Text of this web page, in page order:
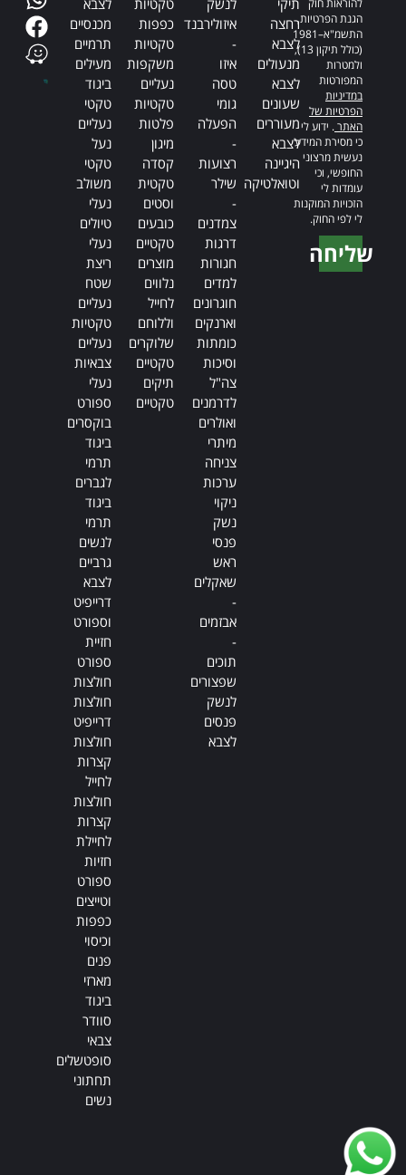
להוראות חוק
הגנת הפרטיות,
התשמ"א–1981
(כולל תיקון 13),
ולמטרות
המפורטות
במדיניות
הפרטיות של
האתר. ידוע לי
כי מסירת המידע
נעשית מרצוני
החופשי, וכי
עומדות לי
הזכויות המוקנות
לי לפי החוק.
שליחה
תיקי
רחצה
לצבא
מנעולים
לצבא
שעונים
מעוררים
לצבא
היגיינה
וטואלטיקה
לנשק
איזולירבנד
-
איזו
טסה
גומי
הפעלה
-
רצועות
שילר
-
צמדנים
דרגות
חגורות
למדים
חוגרונים
וארנקים
כומתות
וסיכות
צה"ל
לדרמנים
ואולרים
מיתרי
צניחה
ערכות
ניקוי
נשק
פנסי
ראש
שאקלים
-
אבזמים
-
תוכים
שפצורים
לנשק
פנסים
לצבא
טקטיות
כפפות
טקטיות
משקפות
נעליים
טקטיות
פלטות
מיגון
קסדה
טקטית
וסטים
כובעים
טקטיים
מוצרים
נלווים
לחייל
וללוחם
שלוקרים
טקטיים
תיקים
טקטיים
לצבא
מכנסיים
תרמיים
מעילים
ביגוד
טקטי
נעליים
נעל
טקטי
משולב
נעלי
טיולים
נעלי
ריצת
שטח
נעליים
טקטיות
נעליים
צבאיות
נעלי
ספורט
בוקסרים
ביגוד
תרמי
לגברים
ביגוד
תרמי
לנשים
גרביים
לצבא
דרייפיט
וספורט
חזיית
ספורט
חולצות
חולצות
דרייפיט
חולצות
קצרות
לחייל
חולצות
קצרות
לחיילת
חזיות
ספורט
וטייצים
כפפות
וכיסוי
פנים
מארזי
ביגוד
סוודר
צבאי
סופטשלים
תחתוני
נשים